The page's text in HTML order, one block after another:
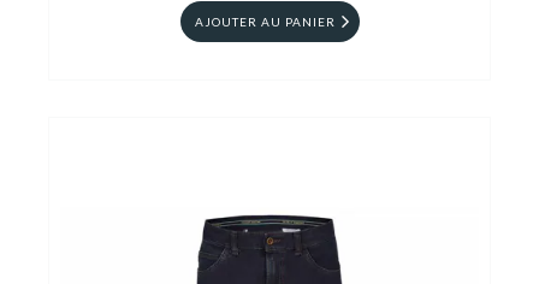
AJOUTER AU PANIER